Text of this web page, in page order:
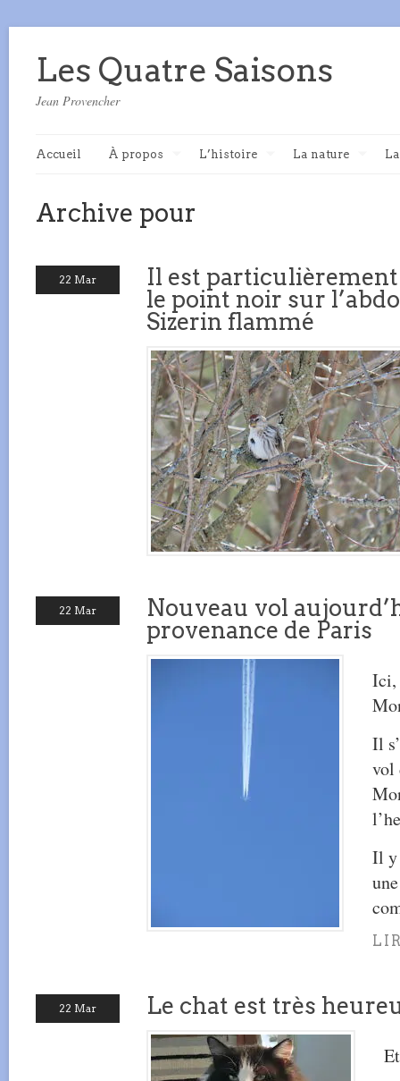
Les Quatre Saisons
Jean Provencher
Accueil À propos L’histoire La nature
Archive pour
22 Mar
Il est
le point noir sur
Sizerin flammé
22 Mar
Nouveau vol
provenance de Paris
Ici,
Il
vol
Il y
22 Mar Le chat est très